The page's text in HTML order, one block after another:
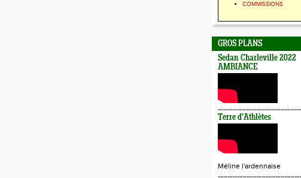
COMMISSIONS
GROS PLANS
Sedan Charleville 2022
AMBIANCE
Terre d'Athlètes
Méline l'ardennaise